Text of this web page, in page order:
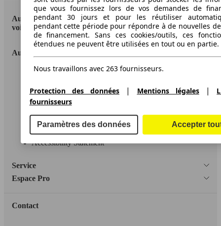
AutoScout24: la plus grande plateforme en ligne de
voitures en Europe
AutoScout24
Conditions d'utilisation
Protection des données
Accessibility Statement
Service
Espace Pro
Contact
que vous fournissez lors de vos demandes de
pendant 30 jours et pour les réutiliser
pendant cette période pour répondre à de nouvelles
de financement. Sans ces cookies/outils, ces
étendues ne peuvent être utilisées en tout ou en partie.
Nous travaillons avec 263 fournisseurs.
Protection des données | Mentions légales|
fournisseurs
Paramètres des données Accepter